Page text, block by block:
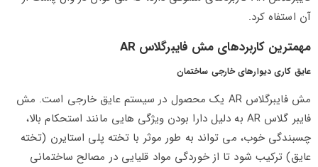
آن استفاه کرد.
مهمترین کاربردهای مش فایبرگلاس AR
عایق کاری دیوارهای خارجی ساختمان
مش فایبرگلاس AR یک محصول در سیستم عایق خارجی است. مش
فایبر گلاس AR به دلیل دارا بودن ویژگی هایی مانند استحکام بالا،
چسبندگی خوب، می تواند به طور موثر با تخته پلی استایرن (تخته
عایق) ترکیب شود تا از خوردگی مواد قلیایی در مصالح ساختمانی